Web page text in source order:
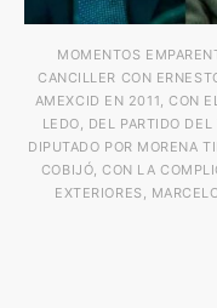
MOMENTOS
CANCILLER CON
AMEXCID EN 2011, CON
LEDO, DEL PARTIDO
DIPUTADO POR MORENA
COBIJÓ, CON LA
EXTERIORES,